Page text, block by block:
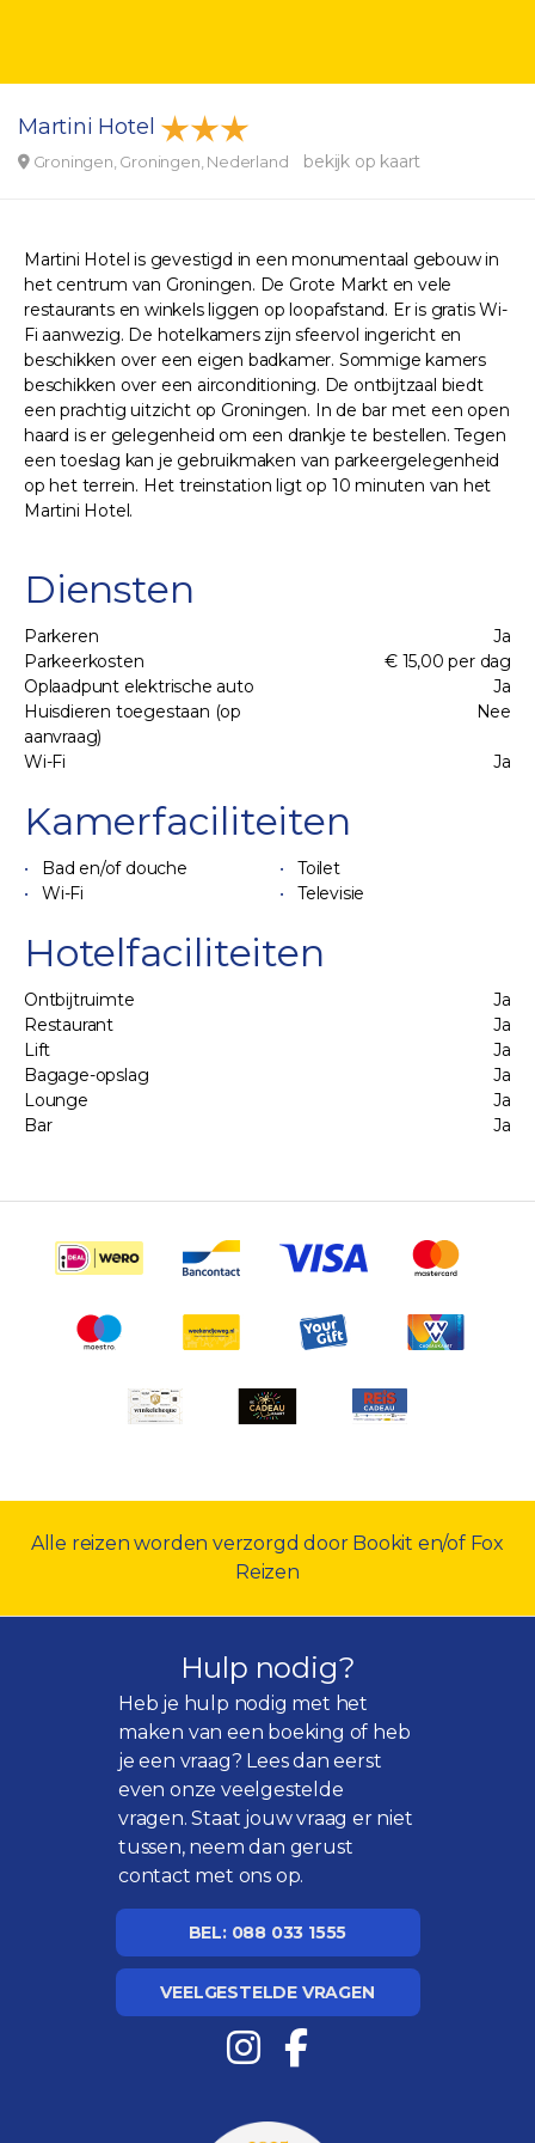
Martini Hotel
Groningen, Groningen, Nederland bekijk op kaart
Martini Hotel is gevestigd in een monumentaal gebouw in
het centrum van Groningen. De Grote Markt en vele
restaurants en winkels liggen op loopafstand. Er is gratis Wi-
Fi aanwezig. De hotelkamers zijn sfeervol ingericht en
beschikken over een eigen badkamer. Sommige kamers
beschikken over een airconditioning. De ontbijtzaal biedt
een prachtig uitzicht op Groningen. In de bar met een open
haard is er gelegenheid om een drankje te bestellen. Tegen
een toeslag kan je gebruikmaken van parkeergelegenheid
op het terrein. Het treinstation ligt op 10 minuten van het
Martini Hotel.
Diensten
Parkeren
Ja
Parkeerkosten
€ 15,00 per dag
Oplaadpunt elektrische auto
Ja
Huisdieren toegestaan (op
aanvraag)
Nee
Wi-Fi Ja
Kamerfaciliteiten
Bad en/of douche
Toilet
Wi-Fi
Televisie
Hotelfaciliteiten
Ontbijtruimte
Ja
Restaurant
Ja
Lift
Ja
Bagage-opslag
Ja
Lounge
Ja
Bar
Ja
Alle reizen worden verzorgd door Bookit en/of Fox
Reizen
Hulp nodig?
Heb je hulp nodig met het
maken van een boeking of heb
je een vraag? Lees dan eerst
even onzeveelgestelde
vragen. Staat jouw vraag er niet
tussen, neem dan gerust
contact met ons op.
BEL: 088 033 1555
VEELGESTELDE VRAGEN